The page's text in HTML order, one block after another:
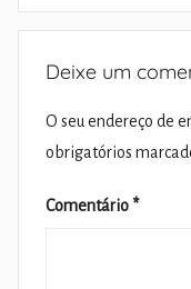
Deixe um
O seu endereço de
obrigatórios
Comentário *